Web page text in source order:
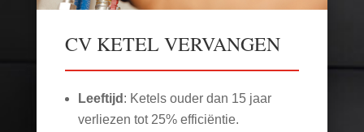
CV KETEL VERVANGEN
Leeftijd : Ketels ouder dan 15 jaar
verliezen tot 25% efficiëntie.